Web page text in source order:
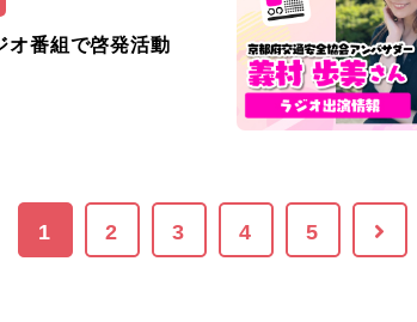
オ番組で啓発活動
1 2 3 4 5